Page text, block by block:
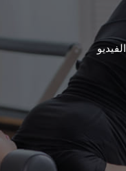
الفيديو